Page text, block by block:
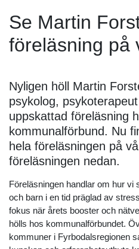
Se Martin
föreläsning på
Nyligen höll Martin
psykolog,
uppskattad föreläsning
kommunalförbund. Nu
hela föreläsningen på
föreläsningen nedan.
Föreläsningen handlar om hur vi
och barn i en tid präglad av
fokus när årets booster och
hölls hos kommunalförbundet.
kommuner i Fyrbodalsregionen